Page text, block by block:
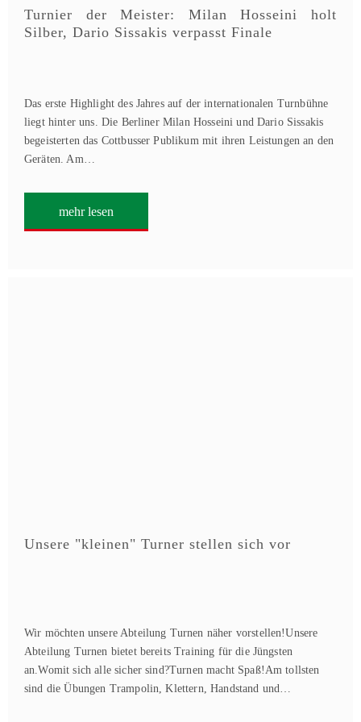
Turnier der Meister: Milan Hosseini holt
Silber, Dario Sissakis verpasst Finale
Das erste Highlight des Jahres auf der internationalen Turnbühne
liegt hinter uns. Die Berliner Milan Hosseini und Dario Sissakis
begeisterten das Cottbusser Publikum mit ihren Leistungen an den
Geräten. Am…
mehr lesen
Unsere "kleinen" Turner stellen sich vor
Wir möchten unsere Abteilung Turnen näher vorstellen!Unsere
Abteilung Turnen bietet bereits Training für die Jüngsten
an.Womit sich alle sicher sind?Turnen macht Spaß!Am tollsten
sind die Übungen Trampolin, Klettern, Handstand und…